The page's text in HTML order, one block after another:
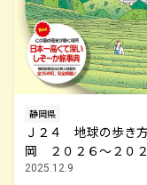
静岡県
Ｊ２４ 地球の歩き
岡 ２０２６～２０
2025.12.9